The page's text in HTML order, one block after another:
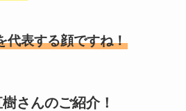
代表する顔ですね！
さんのご紹介！